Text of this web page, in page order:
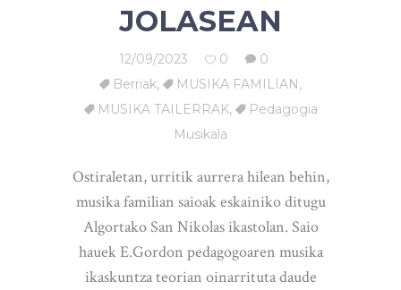
JOLASEAN
12/09/2023 0
0
Berriak, MUSIKA FAMILIAN,
MUSIKA TAILERRAK,
Pedagogia
Musikala
Ostiraletan, urritik aurrera hilean behin,
musika familian saioak eskainiko ditugu
Algortako San Nikolas ikastolan. Saio
hauek E.Gordon pedagogoaren musika
ikaskuntza teorian oinarrituta daude